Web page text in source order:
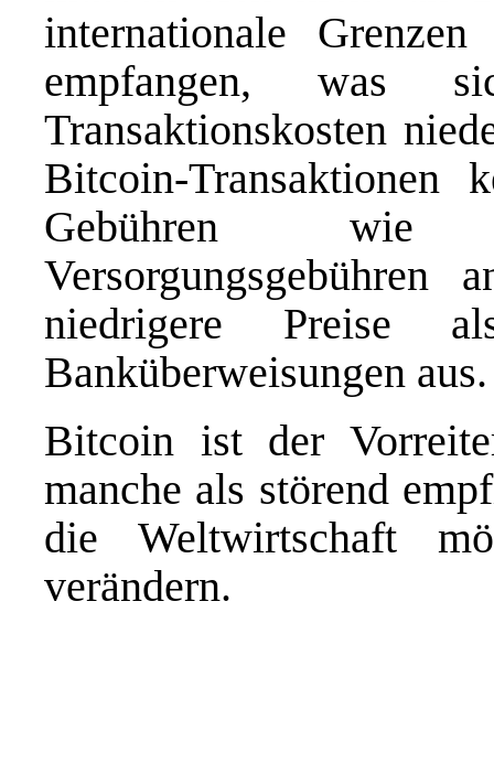
internationale
empfangen, was
Transaktionskosten
Bitcoin-Transaktionen
Gebühren wie
niedrigere Preise
Banküberweisungen
Bitcoin ist der
manche als störend
die Weltwirtschaft
verändern.